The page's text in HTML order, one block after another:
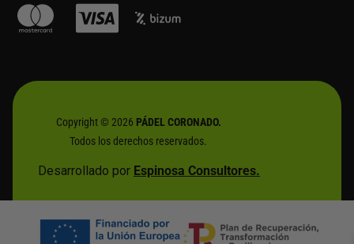
Copyright © 2026 PÁDEL CORONADO.
Todos los derechos reservados.
Desarrollado por Espinosa Consultores.